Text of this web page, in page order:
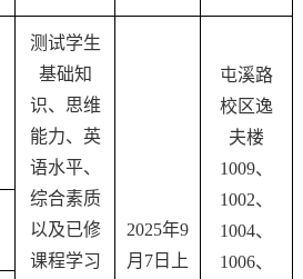
测试学生
基础知
识、思维
能力、英
语水平、
综合素质
以及已修
课程学习
2025年9
月7日上
屯溪路
校区逸
夫楼
1009、
1002、
1004、
1006、